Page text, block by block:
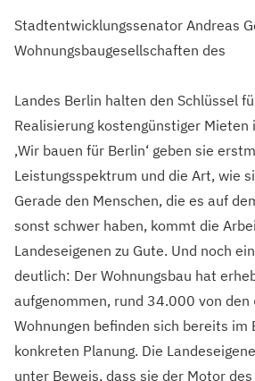
Stadtentwicklungssenator Andreas
Wohnungsbaugesellschaften des
Landes Berlin halten den Schlüssel
Realisierung kostengünstiger Mieten
‚Wir bauen für Berlin‘ geben sie
Leistungsspektrum und die Art, wie
Gerade den Menschen, die es auf
sonst schwer haben, kommt die
Landeseigenen zu Gute. Und noch
deutlich: Der Wohnungsbau hat
aufgenommen, rund 34.000 von
Wohnungen befinden sich bereits im
konkreten Planung. Die
unter Beweis, dass sie der Motor